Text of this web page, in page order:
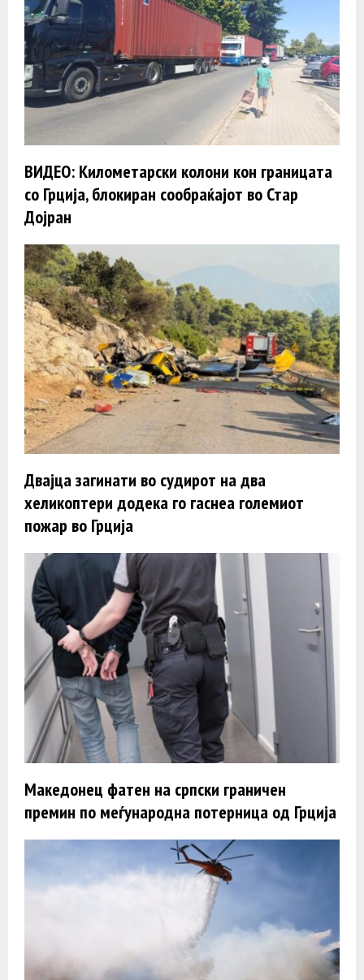
ВИДЕО: Километарски колони кон границата
со Грција, блокиран сообраќајот во Стар
Дојран
Двајца загинати во судирот на два
хеликоптери додека го гаснеа големиот
пожар во Грција
Македонец фатен на српски граничен
премин по меѓународна потерница од Грција